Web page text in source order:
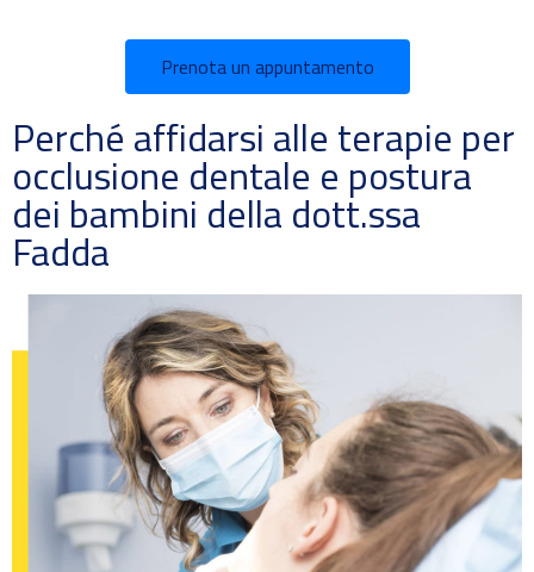
Prenota un appuntamento
Perché affidarsi alle terapie per
occlusione dentale e postura
dei bambini della dott.ssa
Fadda